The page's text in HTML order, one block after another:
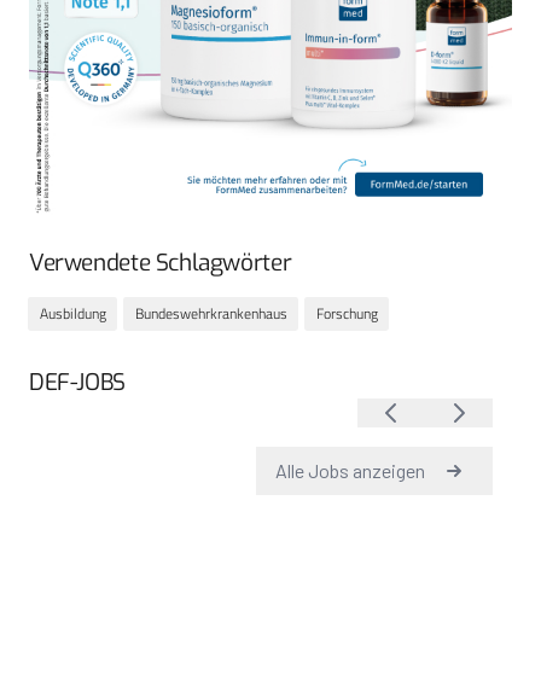
Verwendete Schlagwörter
Ausbildung Bundeswehrkrankenhaus Forschung
DEF-JOBS